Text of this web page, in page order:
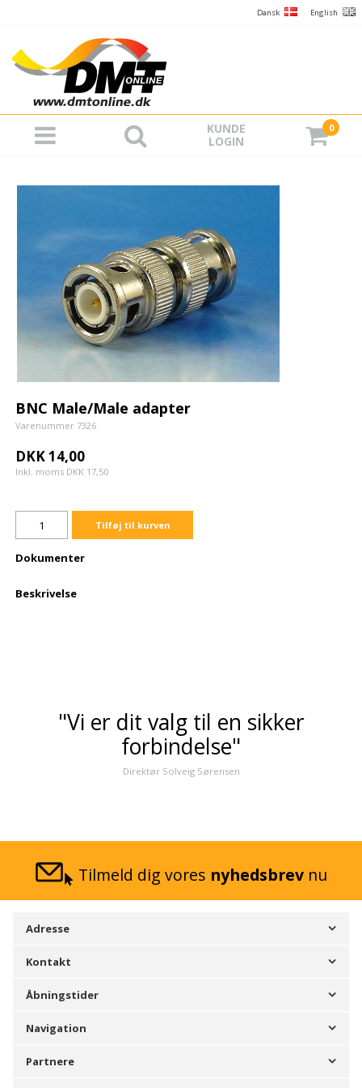
Dansk English
KUNDE
LOGIN
0
BNC Male/Male adapter
Varenummer 7326
DKK 14,00
Inkl. moms DKK 17,50
Tilføj til kurven
Dokumenter
Beskrivelse
"Vi er dit valg til en sikker
forbindelse"
Direktør Solveig Sørensen
Tilmeld dig vores nyhedsbrev nu
Adresse
Kontakt
Åbningstider
Navigation
Partnere